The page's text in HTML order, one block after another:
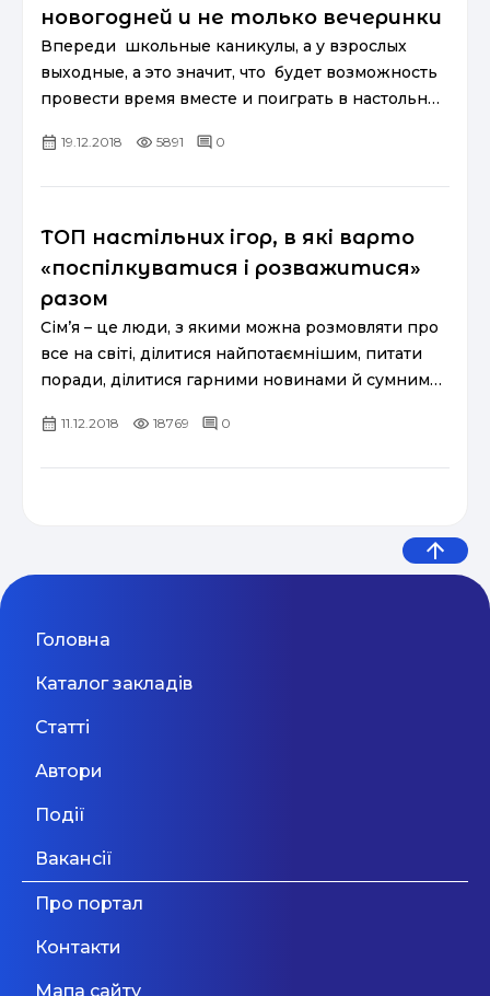
новогодней и не только вечеринки
Впереди школьные каникулы, а у взрослых
выходные, а это значит, что будет возможность
провести время вместе и поиграть в настольные
19.12.2018 5891 0
ТОП настільних ігор, в які варто
«поспілкуватися і розважитися»
разом
Сім’я – це люди, з якими можна розмовляти про
все на світі, ділитися найпотаємнішим, питати
поради, ділитися гарними новинами й сумними,
чекати на б...
11.12.2018 18769 0
Головна
Каталог закладів
Статті
Автори
Події
Вакансії
Про портал
Контакти
Мапа сайту